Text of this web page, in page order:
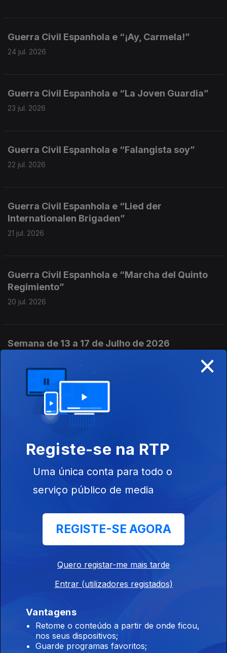
Guerra Civil Espanhola e “¡Ay, Carmela!”
24 jul. 2026
Guerra Civil Espanhola e “La Joven Guardia”
23 jul. 2026
Guerra Civil Espanhola e “Falangista soy”
22 jul. 2026
Guerra Civil Espanhola e “Lied der
Internationalen Brigaden”
21 jul. 2026
Guerra Civil Espanhola e “Marcha del Quinto
Regimiento”
20 jul. 2026
Semana de 13 a 17 de Julho de 2026
Guerra Civil Espanhola e “El Quinto
Regimiento”
Guerra Civil Espanhola e “Himno de Riego”
Guerra Civil Espanhola e “El novio de la
14 jul. 2026
Guerra Civil Espanhola e “A Las Barricadas”
×
Registe-se na RTP
Uma única conta para todo o
serviço público de media
REGISTE-SE AGORA
Quero registar-me mais tarde
Entrar (utilizadores registados)
Vantagens
Retome o conteúdo a partir de onde ficou,
nos seus dispositivos;
Guarde programas favoritos;